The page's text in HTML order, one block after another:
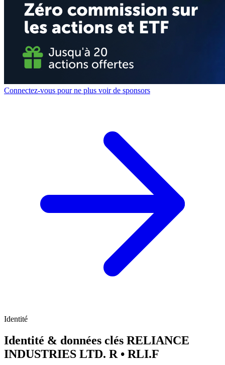
Connectez-vous pour ne plus voir de sponsors
Identité
Identité & données clés RELIANCE
INDUSTRIES LTD. R • RLI.F